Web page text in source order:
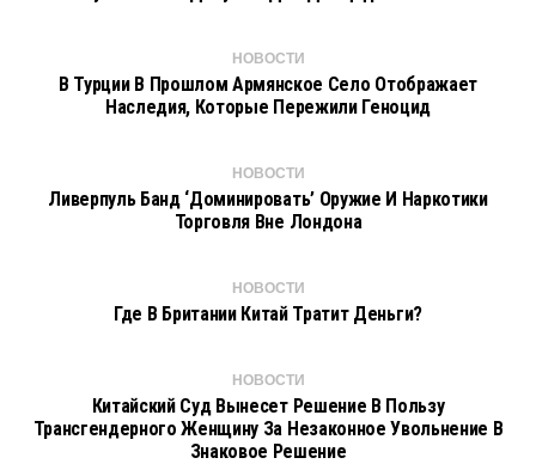
НОВОСТИ
В Турции В Прошлом Армянское Село Отображает
Наследия, Которые Пережили Геноцид
НОВОСТИ
Ливерпуль Банд ‘доминировать’ Оружие И Наркотики
Торговля Вне Лондона
НОВОСТИ
Где В Британии Китай Тратит Деньги?
НОВОСТИ
Китайский Суд Вынесет Решение В Пользу
Трансгендерного Женщину За Незаконное Увольнение В
Знаковое Решение